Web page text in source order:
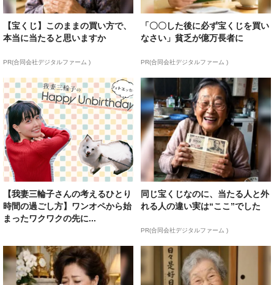
【宝くじ】このままの買い方で、
本当に当たると思いますか
PR(合同会社デジタルファーム )
「〇〇した後に必ず宝くじを買い
なさい」貧乏が億万長者に
PR(合同会社デジタルファーム )
【我妻三輪子さんの考えるひとり
時間の過ごし方】ワンオペから始
まったワクワクの先に...
同じ宝くじなのに、当たる人と外
れる人の違い実は“ここ”でした
PR(合同会社デジタルファーム )